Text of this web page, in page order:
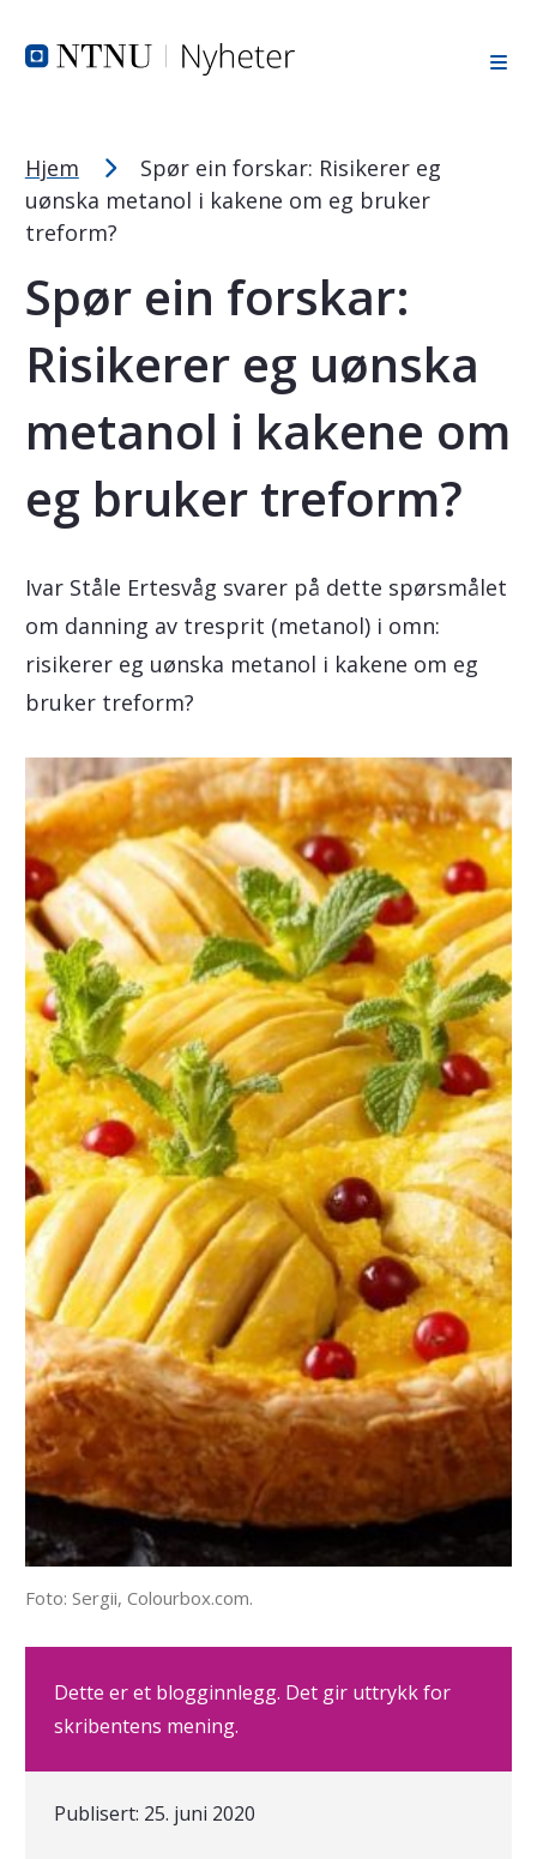
PC: Press ned CTRL og klikk på + (pluss) for å forstørre
Hjem
Spør ein forskar: Risikerer eg
uønska metanol i kakene om eg bruker
treform?
Spør ein forskar:
Risikerer eg uønska
metanol i kakene om
eg bruker treform?
Ivar Ståle Ertesvåg svarer på dette spørsmålet
om danning av tresprit (metanol) i omn:
risikerer eg uønska metanol i kakene om eg
bruker treform?
Foto: Sergii, Colourbox.com.
Dette er et blogginnlegg. Det gir uttrykk for
skribentens mening.
Publisert: 25. juni 2020